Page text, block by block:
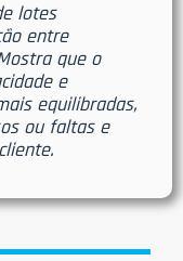
lotes
entre
que o
e
equilibradas,
ou faltas e